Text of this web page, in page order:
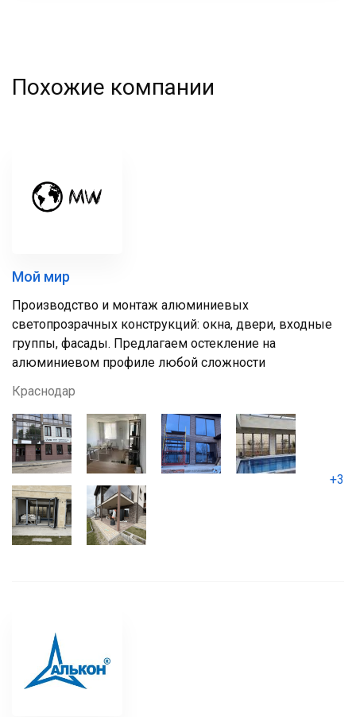
Похожие компании
Мой мир
Производство и монтаж алюминиевых
светопрозрачных конструкций: окна, двери, входные
группы, фасады. Предлагаем остекление на
алюминиевом профиле любой сложности
Краснодар
+3